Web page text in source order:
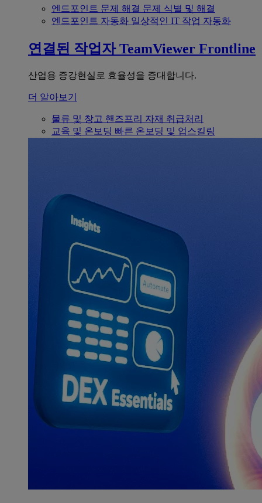
엔드포인트 문제 해결 문제 식별 및 해결
엔드포인트 자동화 일상적인 IT 작업 자동화
연결된 작업자 TeamViewer Frontline
산업용 증강현실로 효율성을 증대합니다.
더 알아보기
물류 및 창고 핸즈프리 자재 취급처리
교육 및 온보딩 빠른 온보딩 및 업스킬링